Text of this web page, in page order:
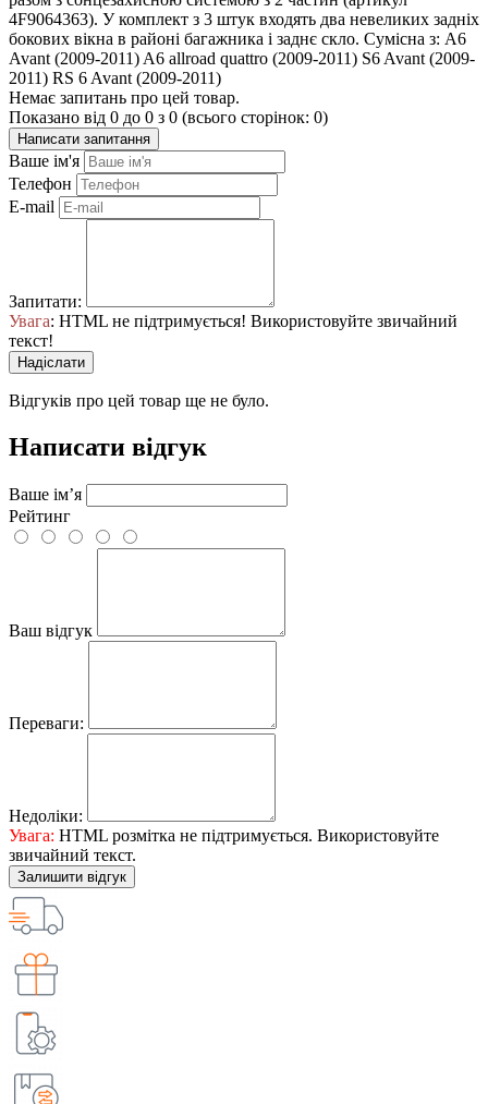
4F9064363). У комплект з 3 штук входять два невеликих задніх
бокових вікна в районі багажника і заднє скло. Сумісна з: A6
Avant (2009-2011) A6 allroad quattro (2009-2011) S6 Avant (2009-
2011) RS 6 Avant (2009-2011)
Немає запитань про цей товар.
Показано від 0 до 0 з 0 (всього сторінок: 0)
Написати запитання
Ваше ім'я
Телефон
E-mail
Запитати:
Увага: HTML не підтримується! Використовуйте звичайний
текст!
Надіслати
Відгуків про цей товар ще не було.
Написати відгук
Ваше ім’я
Рейтинг
Ваш відгук
Переваги:
Недоліки:
Увага: HTML розмітка не підтримується. Використовуйте
звичайний текст.
Залишити відгук